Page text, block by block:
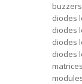
diodes
diodes
diodes
diodes